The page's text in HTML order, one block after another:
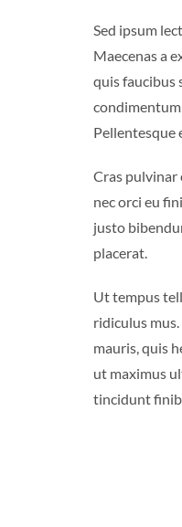
Sed ipsum
Maecenas a
quis faucibus
condimentum
Pellentesque
Cras pulvinar
nec orci eu
justo
placerat.
Ut tempus
ridiculus
mauris, quis
ut maximus
tincidunt